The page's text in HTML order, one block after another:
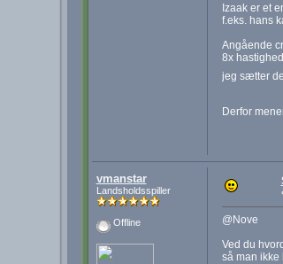
Izaak er et
f.eks. hans
Angående
8x
jeg sætter
Derfor
vmanstar
Landsholdsspiller
Offline
@Nove
Ved du
så man ikke